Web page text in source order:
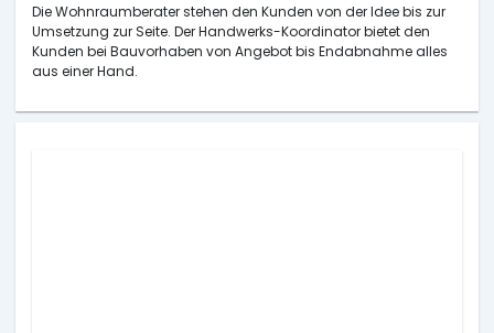
Die Wohnraumberater stehen den Kunden von der Idee bis zur
Umsetzung zur Seite. Der Handwerks-Koordinator bietet den
Kunden bei Bauvorhaben von Angebot bis Endabnahme alles
aus einer Hand.